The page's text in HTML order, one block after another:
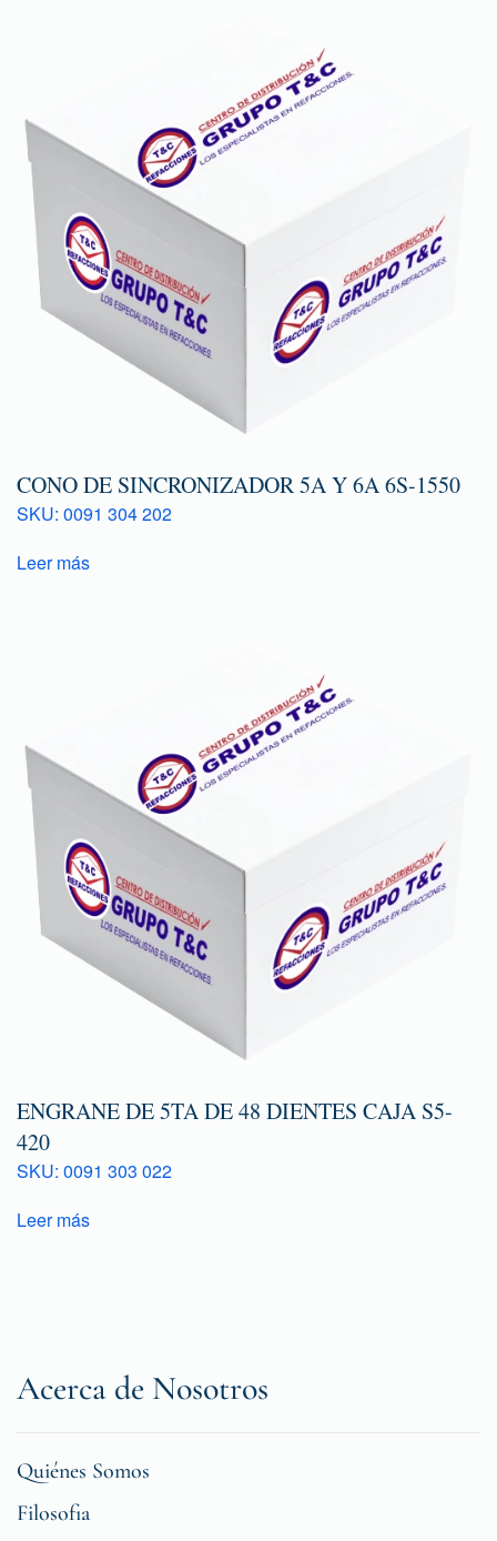
CONO DE SINCRONIZADOR 5A Y 6A 6S-1550
SKU: 0091 304 202
Leer más
ENGRANE DE 5TA DE 48 DIENTES CAJA S5-
420
SKU: 0091 303 022
Leer más
Acerca de Nosotros
Quiénes Somos
Filosofia